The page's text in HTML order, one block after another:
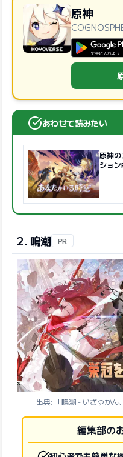
原神
あわせて読みたい
原神
ション
2. 鳴潮 PR
出典: 「鳴潮 - いざゆかん
編集部の